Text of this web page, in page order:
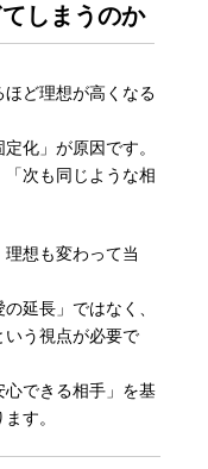
しまうのか
ど理想が高くなる
化」が原因です。
次も同じような相
想も変わって当
延長」ではなく、
いう視点が必要で
できる相手」を基
す。